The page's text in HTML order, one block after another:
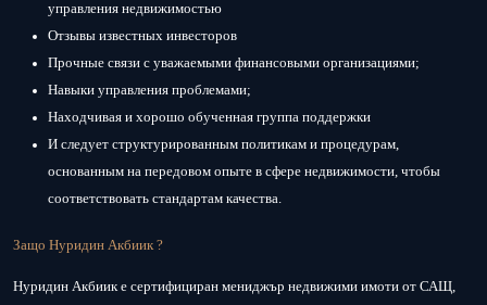
управления недвижимостью
Отзывы известных инвесторов
Прочные связи с уважаемыми финансовыми организациями;
Навыки управления проблемами;
Находчивая и хорошо обученная группа поддержки
И следует структурированным политикам и процедурам,
основанным на передовом опыте в сфере недвижимости, чтобы
соответствовать стандартам качества.
Защо Нуридин Акбиик ?
Нуридин Акбиик е сертифициран мениджър недвижими имоти от САЩ,